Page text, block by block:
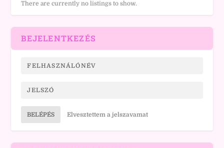
There are currently no listings to show.
BEJELENTKEZÉS
BELÉPÉS Elvesztettem a jelszavamat